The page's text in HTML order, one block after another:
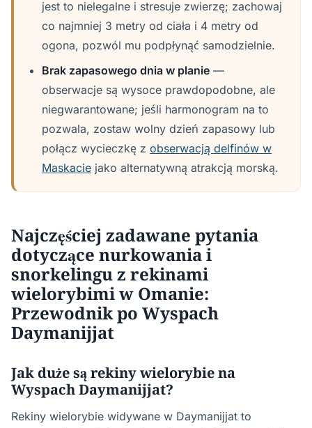
jest to nielegalne i stresuje zwierzę; zachowaj
co najmniej 3 metry od ciała i 4 metry od
ogona, pozwól mu podpłynąć samodzielnie.
Brak zapasowego dnia w planie —
obserwacje są wysoce prawdopodobne, ale
niegwarantowane; jeśli harmonogram na to
pozwala, zostaw wolny dzień zapasowy lub
połącz wycieczkę z obserwacją delfinów w
Maskacie jako alternatywną atrakcją morską.
Najczęściej zadawane pytania
dotyczące nurkowania i
snorkelingu z rekinami
wielorybimi w Omanie:
Przewodnik po Wyspach
Daymanijjat
Jak duże są rekiny wielorybie na
Wyspach Daymanijjat?
Rekiny wielorybie widywane w Daymanijjat to